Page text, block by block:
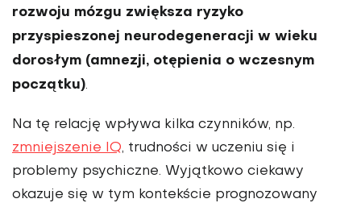
rozwoju mózgu zwiększa ryzyko
przyspieszonej neurodegene­racji w wieku
dorosłym (amnezji, otę­pienia o wczesnym
początku).
Na tę relację wpływa kilka czynników, np.
zmniejszenie IQ, trudności w uczeniu się i
problemy psychiczne. Wyjątkowo ciekawy
okazuje się w tym kontekście prognozowany